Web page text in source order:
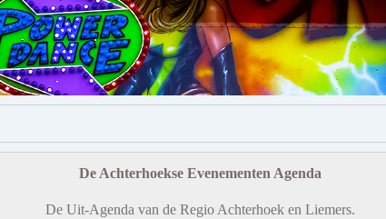
De Achterhoekse Evenementen Agenda
De Uit-Agenda van de Regio Achterhoek en Liemers.